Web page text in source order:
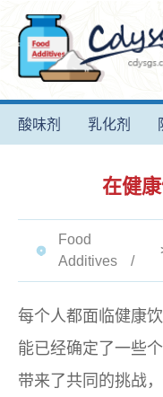
酸味剂 乳化剂
在健
Food
Additives
每个人都面临健康
能已经确定了一些
带来了共同的挑战